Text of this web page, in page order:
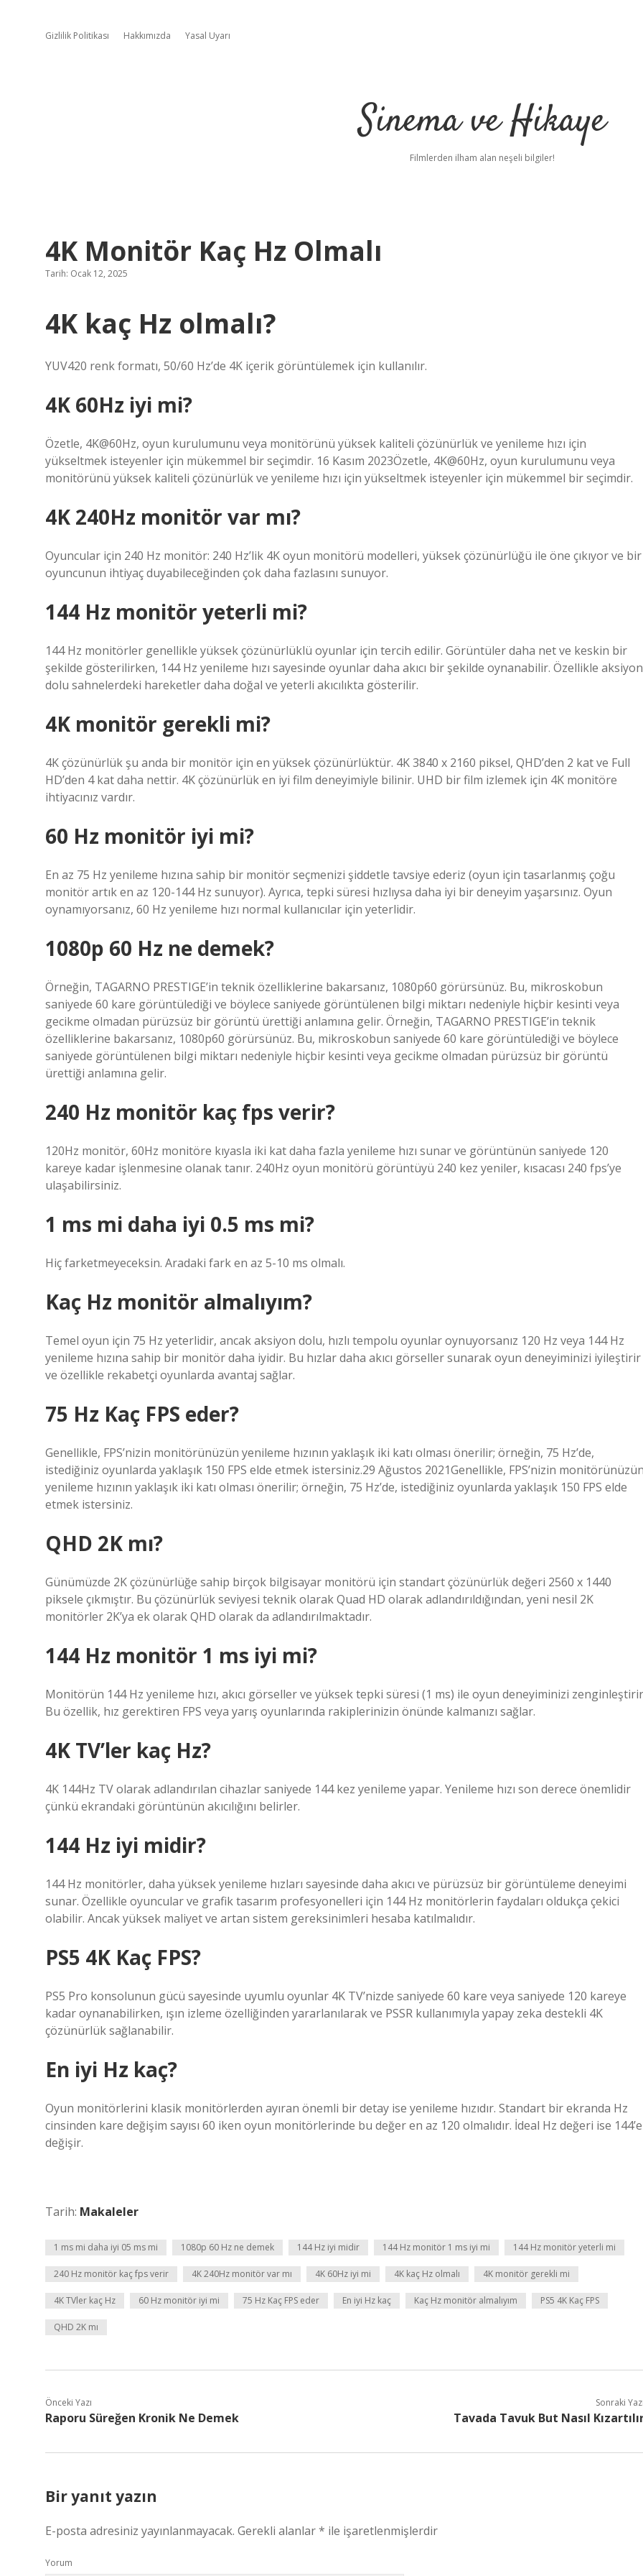
Gizlilik Politikası Hakkımızda Yasal Uyarı
Sinema ve Hikaye
Filmlerden ilham alan neşeli bilgiler!
4K Monitör Kaç Hz Olmalı
Tarih: Ocak 12, 2025
4K kaç Hz olmalı?
YUV420 renk formatı, 50/60 Hz’de 4K içerik görüntülemek için kullanılır.
4K 60Hz iyi mi?
Özetle, 4K@60Hz, oyun kurulumunu veya monitörünü yüksek kaliteli çözünürlük ve yenileme hızı için
yükseltmek isteyenler için mükemmel bir seçimdir. 16 Kasım 2023Özetle, 4K@60Hz, oyun kurulumunu veya
monitörünü yüksek kaliteli çözünürlük ve yenileme hızı için yükseltmek isteyenler için mükemmel bir seçimdir.
4K 240Hz monitör var mı?
Oyuncular için 240 Hz monitör: 240 Hz’lik 4K oyun monitörü modelleri, yüksek çözünürlüğü ile öne çıkıyor ve bir
oyuncunun ihtiyaç duyabileceğinden çok daha fazlasını sunuyor.
144 Hz monitör yeterli mi?
144 Hz monitörler genellikle yüksek çözünürlüklü oyunlar için tercih edilir. Görüntüler daha net ve keskin bir
şekilde gösterilirken, 144 Hz yenileme hızı sayesinde oyunlar daha akıcı bir şekilde oynanabilir. Özellikle aksiyon
dolu sahnelerdeki hareketler daha doğal ve yeterli akıcılıkta gösterilir.
4K monitör gerekli mi?
4K çözünürlük şu anda bir monitör için en yüksek çözünürlüktür. 4K 3840 x 2160 piksel, QHD’den 2 kat ve Full
HD’den 4 kat daha nettir. 4K çözünürlük en iyi film deneyimiyle bilinir. UHD bir film izlemek için 4K monitöre
ihtiyacınız vardır.
60 Hz monitör iyi mi?
En az 75 Hz yenileme hızına sahip bir monitör seçmenizi şiddetle tavsiye ederiz (oyun için tasarlanmış çoğu
monitör artık en az 120-144 Hz sunuyor). Ayrıca, tepki süresi hızlıysa daha iyi bir deneyim yaşarsınız. Oyun
oynamıyorsanız, 60 Hz yenileme hızı normal kullanıcılar için yeterlidir.
1080p 60 Hz ne demek?
Örneğin, TAGARNO PRESTIGE’in teknik özelliklerine bakarsanız, 1080p60 görürsünüz. Bu, mikroskobun
saniyede 60 kare görüntülediği ve böylece saniyede görüntülenen bilgi miktarı nedeniyle hiçbir kesinti veya
gecikme olmadan pürüzsüz bir görüntü ürettiği anlamına gelir. Örneğin, TAGARNO PRESTIGE’in teknik
özelliklerine bakarsanız, 1080p60 görürsünüz. Bu, mikroskobun saniyede 60 kare görüntülediği ve böylece
saniyede görüntülenen bilgi miktarı nedeniyle hiçbir kesinti veya gecikme olmadan pürüzsüz bir görüntü
ürettiği anlamına gelir.
240 Hz monitör kaç fps verir?
120Hz monitör, 60Hz monitöre kıyasla iki kat daha fazla yenileme hızı sunar ve görüntünün saniyede 120
kareye kadar işlenmesine olanak tanır. 240Hz oyun monitörü görüntüyü 240 kez yeniler, kısacası 240 fps’ye
ulaşabilirsiniz.
1 ms mi daha iyi 0.5 ms mi?
Hiç farketmeyeceksin. Aradaki fark en az 5-10 ms olmalı.
Kaç Hz monitör almalıyım?
Temel oyun için 75 Hz yeterlidir, ancak aksiyon dolu, hızlı tempolu oyunlar oynuyorsanız 120 Hz veya 144 Hz
yenileme hızına sahip bir monitör daha iyidir. Bu hızlar daha akıcı görseller sunarak oyun deneyiminizi iyileştirir
ve özellikle rekabetçi oyunlarda avantaj sağlar.
75 Hz Kaç FPS eder?
Genellikle, FPS’nizin monitörünüzün yenileme hızının yaklaşık iki katı olması önerilir; örneğin, 75 Hz’de,
istediğiniz oyunlarda yaklaşık 150 FPS elde etmek istersiniz.29 Ağustos 2021Genellikle, FPS’nizin
yenileme hızının yaklaşık iki katı olması önerilir; örneğin, 75 Hz’de, istediğiniz oyunlarda yaklaşık 150 FPS elde
etmek istersiniz.
QHD 2K mı?
Günümüzde 2K çözünürlüğe sahip birçok bilgisayar monitörü için standart çözünürlük değeri 2560 x 1440
piksele çıkmıştır. Bu çözünürlük seviyesi teknik olarak Quad HD olarak adlandırıldığından, yeni nesil 2K
monitörler 2K’ya ek olarak QHD olarak da adlandırılmaktadır.
144 Hz monitör 1 ms iyi mi?
Monitörün 144 Hz yenileme hızı, akıcı görseller ve yüksek tepki süresi (1 ms) ile oyun deneyiminizi
Bu özellik, hız gerektiren FPS veya yarış oyunlarında rakiplerinizin önünde kalmanızı sağlar.
4K TV’ler kaç Hz?
4K 144Hz TV olarak adlandırılan cihazlar saniyede 144 kez yenileme yapar. Yenileme hızı son derece önemlidir
çünkü ekrandaki görüntünün akıcılığını belirler.
144 Hz iyi midir?
144 Hz monitörler, daha yüksek yenileme hızları sayesinde daha akıcı ve pürüzsüz bir görüntüleme deneyimi
sunar. Özellikle oyuncular ve grafik tasarım profesyonelleri için 144 Hz monitörlerin faydaları oldukça çekici
olabilir. Ancak yüksek maliyet ve artan sistem gereksinimleri hesaba katılmalıdır.
PS5 4K Kaç FPS?
PS5 Pro konsolunun gücü sayesinde uyumlu oyunlar 4K TV’nizde saniyede 60 kare veya saniyede 120 kareye
kadar oynanabilirken, ışın izleme özelliğinden yararlanılarak ve PSSR kullanımıyla yapay zeka destekli 4K
çözünürlük sağlanabilir.
En iyi Hz kaç?
Oyun monitörlerini klasik monitörlerden ayıran önemli bir detay ise yenileme hızıdır. Standart bir ekranda Hz
cinsinden kare değişim sayısı 60 iken oyun monitörlerinde bu değer en az 120 olmalıdır. İdeal Hz değeri ise 144’e
değişir.
Tarih: Makaleler
1 ms mi daha iyi 05 ms mi 1080p 60 Hz ne demek 144 Hz iyi midir 144 Hz monitör 1 ms iyi mi 144 Hz monitör yeterli mi
240 Hz monitör kaç fps verir 4K 240Hz monitör var mı 4K 60Hz iyi mi 4K kaç Hz olmalı 4K monitör gerekli mi
4K TVler kaç Hz 60 Hz monitör iyi mi 75 Hz Kaç FPS eder En iyi Hz kaç Kaç Hz monitör almalıyım PS5 4K Kaç FPS
QHD 2K mı
Önceki Yazı
Raporu Süreğen Kronik Ne Demek
Sonraki
Tavada Tavuk But Nasıl
Bir yanıt yazın
E-posta adresiniz yayınlanmayacak. Gerekli alanlar* ile işaretlenmişlerdir
Yorum